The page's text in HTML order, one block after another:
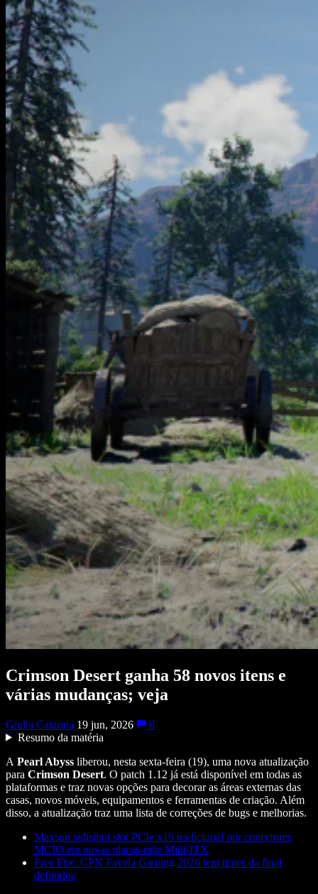
Crimson Desert ganha 58 novos itens e
várias mudanças; veja
Giulia Catarina 19 jun, 2026
0
Resumo da matéria
A Pearl Abyss liberou, nesta sexta-feira (19), uma nova atualização
para Crimson Desert. O patch 1.12 já está disponível em todas as
plataformas e traz novas opções para decorar as áreas externas das
casas, novos móveis, equipamentos e ferramentas de criação. Além
disso, a atualização traz uma lista de correções de bugs e melhorias.
Maxsun substitui slot PCIe x16 tradicional por conectores
MCIO em novas placas-mãe Mini-ITX
Free Fire: CPN Favela Gaming 2026 tem times da final
definidos